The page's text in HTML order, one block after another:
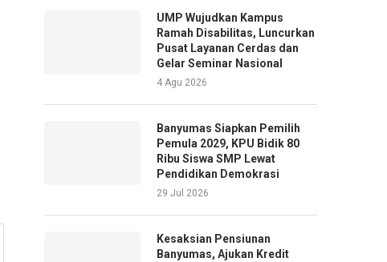
UMP Wujudkan Kampus
Ramah Disabilitas, Luncurkan
Pusat Layanan Cerdas dan
Gelar Seminar Nasional
4 Agu 2026
Banyumas Siapkan Pemilih
Pemula 2029, KPU Bidik 80
Ribu Siswa SMP Lewat
Pendidikan Demokrasi
29 Jul 2026
Kesaksian Pensiunan
Banyumas, Ajukan Kredit